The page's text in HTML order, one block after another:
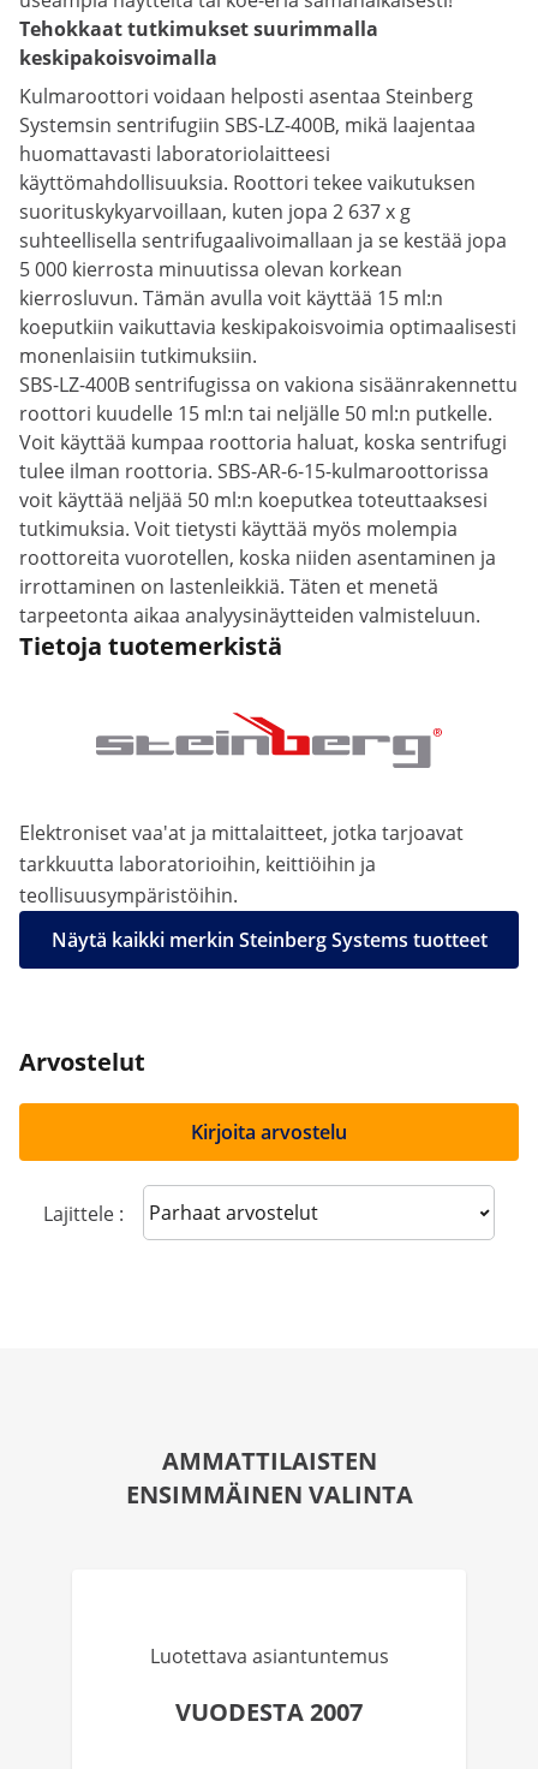
Tehokkaat tutkimukset suurimmalla
keskipakoisvoimalla
Kulmaroottori voidaan helposti asentaa Steinberg
Systemsin sentrifugiin SBS-LZ-400B, mikä laajentaa
huomattavasti laboratoriolaitteesi
käyttömahdollisuuksia. Roottori tekee vaikutuksen
suorituskykyarvoillaan, kuten jopa 2 637 x g
suhteellisella sentrifugaalivoimallaan ja se kestää jopa
5 000 kierrosta minuutissa olevan korkean
kierrosluvun. Tämän avulla voit käyttää 15 ml:n
koeputkiin vaikuttavia keskipakoisvoimia optimaalisesti
monenlaisiin tutkimuksiin.
SBS-LZ-400B sentrifugissa on vakiona sisäänrakennettu
roottori kuudelle 15 ml:n tai neljälle 50 ml:n putkelle.
Voit käyttää kumpaa roottoria haluat, koska sentrifugi
tulee ilman roottoria. SBS-AR-6-15-kulmaroottorissa
voit käyttää neljää 50 ml:n koeputkea toteuttaaksesi
tutkimuksia. Voit tietysti käyttää myös molempia
roottoreita vuorotellen, koska niiden asentaminen ja
irrottaminen on lastenleikkiä. Täten et menetä
tarpeetonta aikaa analyysinäytteiden valmisteluun.
Tietoja tuotemerkistä
Elektroniset vaa'at ja mittalaitteet, jotka tarjoavat
tarkkuutta laboratorioihin, keittiöihin ja
teollisuusympäristöihin.
Näytä kaikki merkin Steinberg Systems tuotteet
Arvostelut
Kirjoita arvostelu
Lajittele : Sort reviews
AMMATTILAISTEN
ENSIMMÄINEN VALINTA
Luotettava asiantuntemus
VUODESTA 2007